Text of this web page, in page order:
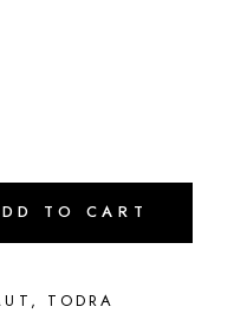
TO CART
, TODRA